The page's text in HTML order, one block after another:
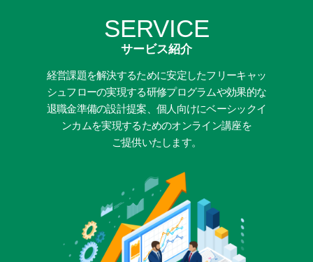
SERVICE
サービス紹介
経営課題を解決するために安定したフリーキャッ
シュフローの実現する研修プログラムや効果的な
退職金準備の設計提案、個人向けにベーシックイ
ンカムを実現するためのオンライン講座を
ご提供いたします。